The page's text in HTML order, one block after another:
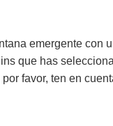
emergente
que has
favor, ten en